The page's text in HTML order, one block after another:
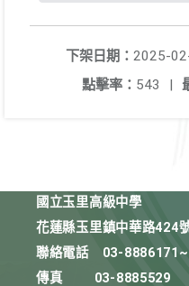
下架日期： 2025-
點擊率： 543 |
國立玉里高級中學
花蓮縣玉里鎮中華路424
聯絡電話
03-
傳真
03-8885529